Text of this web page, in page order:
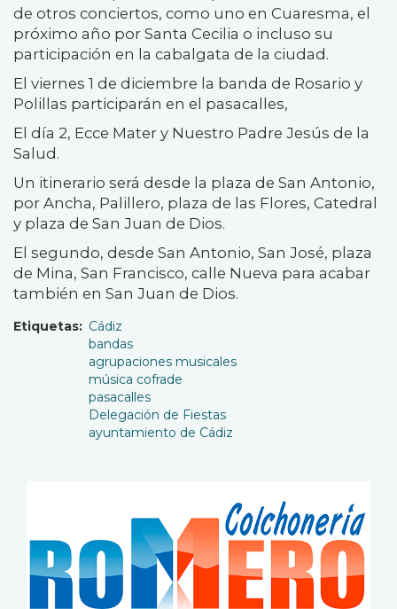
de otros conciertos, como uno en Cuaresma, el
próximo año por Santa Cecilia o incluso su
participación en la cabalgata de la ciudad.
El viernes 1 de diciembre la banda de Rosario y
Polillas participarán en el pasacalles,
El día 2, Ecce Mater y Nuestro Padre Jesús de la
Salud.
Un itinerario será desde la plaza de San Antonio,
por Ancha, Palillero, plaza de las Flores, Catedral
y plaza de San Juan de Dios.
El segundo, desde San Antonio, San José, plaza
de Mina, San Francisco, calle Nueva para acabar
también en San Juan de Dios.
Etiquetas
Cádiz
bandas
agrupaciones musicales
música cofrade
pasacalles
Delegación de Fiestas
ayuntamiento de Cádiz